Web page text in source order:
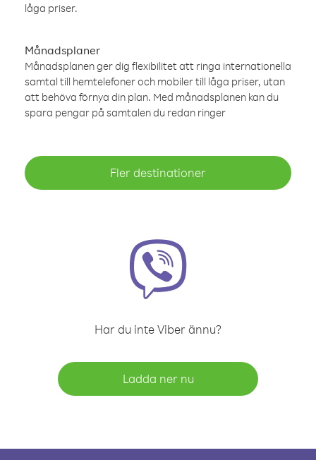
låga priser.
Månadsplaner
Månadsplanen ger dig flexibilitet att ringa internationella
samtal till hemtelefoner och mobiler till låga priser, utan
att behöva förnya din plan. Med månadsplanen kan du
spara pengar på samtalen du redan ringer
Fler destinationer
Har du inte Viber ännu?
Ladda ner nu